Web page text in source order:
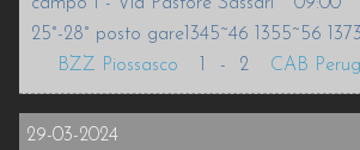
VOLLEURHOPE
25°-28° posto gare1345~46 1355~56
BZZ Piossasco
- 2 CAB
29-03-2024